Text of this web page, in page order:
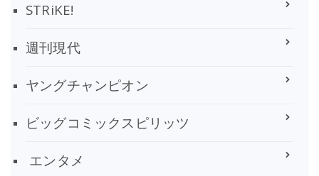
STRiKE!
週刊現代
ヤングチャンピオン
ビッグコミックスピリッツ
エンタメ